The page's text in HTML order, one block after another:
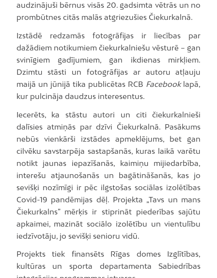
audzinājuši bērnus visās 20. gadsimta vētrās un no
prombūtnes citās malās atgriezušies Čiekurkalnā.
Izstādē redzamās fotogrāfijas ir liecības par
dažādiem notikumiem čiekurkalniešu vēsturē – gan
svinīgiem gadījumiem, gan ikdienas mirkļiem.
Dzimtu stāsti un fotogrāfijas ar autoru atļauju
maijā un jūnijā tika publicētas RCB Facebooklapā,
kur pulcināja daudzus interesentus.
Iecerēts, ka stāstu autori un citi čiekurkalnieši
dalīsies atmiņās par dzīvi Čiekurkalnā. Pasākums
nebūs vienkārši izstādes apmeklējums, bet gan
cilvēku savstarpēja sastapšanās, kuras laikā varētu
notikt jaunas iepazīšanās, kaimiņu mijiedarbība,
interešu atjaunošanās un bagātināšanās, kas jo
sevišķi nozīmīgi ir pēc ilgstošas sociālas izolētības
Covid-19 pandēmijas dēļ. Projekta „Tavs un mans
Čiekurkalns” mērķis ir stiprināt piederības sajūtu
apkaimei, mazināt sociālo izolētību un vientulību
iedzīvotāju, jo sevišķi senioru vidū.
Projekts tiek finansēts Rīgas domes Izglītības,
kultūras un sporta departamenta Sabiedrības